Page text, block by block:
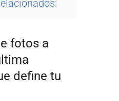
fotos a
define tu